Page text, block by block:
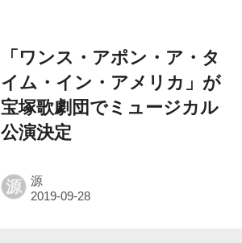
「ワンス・アポン・ア・タ
イム・イン・アメリカ」が
宝塚歌劇団でミュージカル
公演決定
源 源